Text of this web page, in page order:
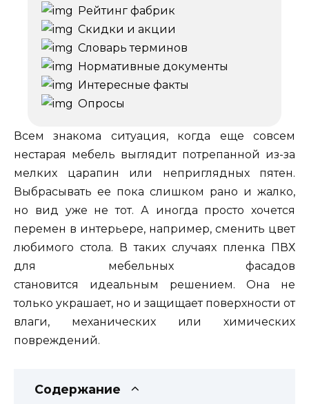
Рейтинг фабрик
Скидки и акции
Словарь терминов
Нормативные документы
Интересные факты
Опросы
Всем знакома ситуация, когда еще совсем
нестарая мебель выглядит потрепанной из-за
мелких царапин или неприглядных пятен.
Выбрасывать ее пока слишком рано и жалко,
но вид уже не тот. А иногда просто хочется
перемен в интерьере, например, сменить цвет
любимого стола. В таких случаях пленка ПВХ
для мебельных фасадов
становится идеальным решением. Она не
только украшает, но и защищает поверхности от
влаги, механических или химических
повреждений.
Содержание